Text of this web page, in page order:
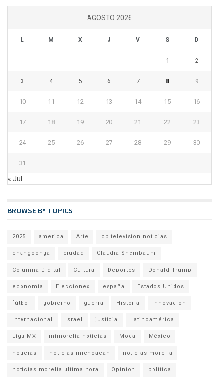
AGOSTO 2026
L M X J V S D
1 2
3 4 5 6 7 8 9
10 11 12 13 14 15 16
17 18 19 20 21 22 23
24 25 26 27 28 29 30
31
« Jul
BROWSE BY TOPICS
2025 america Arte cb television noticias
changoonga ciudad Claudia Sheinbaum
Columna Digital Cultura Deportes Donald Trump
economia Elecciones españa Estados Unidos
fútbol gobierno guerra Historia Innovación
Internacional israel justicia Latinoamérica
Liga MX mimorelia noticias Moda México
noticias noticias michoacan noticias morelia
noticias morelia ultima hora Opinion politica